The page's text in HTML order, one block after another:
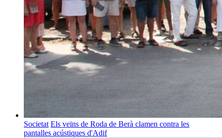
Societat Els veïns de Roda de Berà clamen contra les
pantalles acústiques d'Adif